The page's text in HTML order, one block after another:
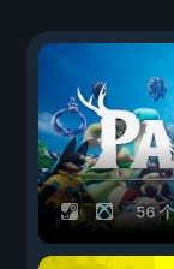
56